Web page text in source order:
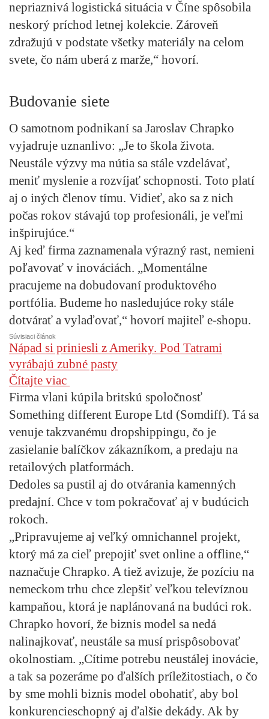
nepriaznivá logistická situácia v Číne spôsobila
neskorý príchod letnej kolekcie. Zároveň
zdražujú v podstate všetky materiály na celom
svete, čo nám uberá z marže,“ hovorí.
Budovanie siete
O samotnom podnikaní sa Jaroslav Chrapko
vyjadruje uznanlivo: „Je to škola života.
Neustále výzvy ma nútia sa stále vzdelávať,
meniť myslenie a rozvíjať schopnosti. Toto platí
aj o iných členov tímu. Vidieť, ako sa z nich
počas rokov stávajú top profesionáli, je veľmi
inšpirujúce.“
Aj keď firma zaznamenala výrazný rast, nemieni
poľavovať v inováciách. „Momentálne
pracujeme na dobudovaní produktového
portfólia. Budeme ho nasledujúce roky stále
dotvárať a vylaďovať,“ hovorí majiteľ e-shopu.
Súvisiaci článok
Nápad si priniesli z Ameriky. Pod Tatrami
vyrábajú zubné pasty
Čítajte viac
Firma vlani kúpila britskú spoločnosť
Something different Europe Ltd (Somdiff). Tá sa
venuje takzvanému dropshippingu, čo je
zasielanie balíčkov zákazníkom, a predaju na
retailových platformách.
Dedoles sa pustil aj do otvárania kamenných
predajní. Chce v tom pokračovať aj v budúcich
rokoch.
„Pripravujeme aj veľký omnichannel projekt,
ktorý má za cieľ prepojiť svet online a offline,“
naznačuje Chrapko. A tiež avizuje, že pozíciu na
nemeckom trhu chce zlepšiť veľkou televíznou
kampaňou, ktorá je naplánovaná na budúci rok.
Chrapko hovorí, že biznis model sa nedá
nalinajkovať, neustále sa musí prispôsobovať
okolnostiam. „Cítime potrebu neustálej inovácie,
a tak sa pozeráme po ďalších príležitostiach, o čo
by sme mohli biznis model obohatiť, aby bol
konkurencieschopný aj ďalšie dekády. Ak by